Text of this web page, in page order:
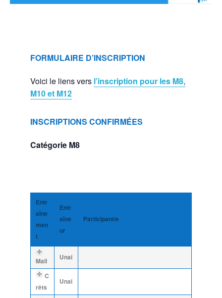
FORMULAIRE D’INSCRIPTION
Voici le liens vers l’inscription pour les M8,
M10 et M12
INSCRIPTIONS CONFIRMÉES
Catégorie M8
Entr
aîne
men
t
Entr
aîne
ur
Participant/e
Mail Unai
C
rêts
Unai